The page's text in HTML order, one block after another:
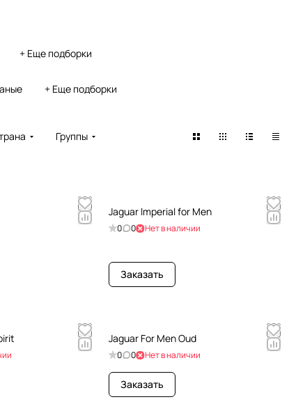
+ Еще подборки
+ Еще подборки
Группы
Jaguar Imperial for Men
0 0 Нет в наличии
Заказать
Jaguar For Men Oud
0 0 Нет в наличии
Заказать